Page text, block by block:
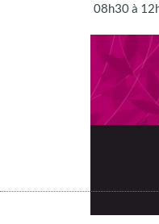
08h30 à